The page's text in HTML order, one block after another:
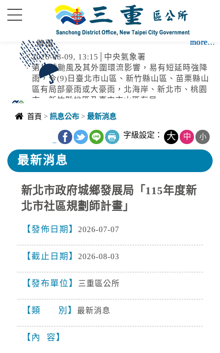
降雨
2026-08-09, 13:15│中央氣象署
第13號颱風及其外圍環流影響，易有短延時強降
雨，今(9)日臺北市山區、新竹縣山區、苗栗縣山
區有局部豪雨或大豪雨，北海岸、新北市、桃園
市、新竹縣地區及臺中市山區有局...
more...
水利署訊石門水庫:(洩洪至大漢溪):調節性放水,
影響範圍:新北市，三峽區、淡水區、樹林區、蘆
洲區、五股區、鶯歌區、土城區、新莊區、八里
區、三重區、板橋區；臺北市，士林區、大同
more...
2026-08-09, 11:30│中央氣象署
16SEA13DOLPHIN白海豚2026-08-
09T03:00:00+00:0028.00,122.703343968250中
10T03:00:00+00:0028.90,118.502028990100中度
颱風 白海豚（國際...
more...
2026-08-09, 11:30│中央氣象署
09T03:00:00+00:0028.00,122.703343968250中
度颱風TYPHOON2026-08-
10T03:00:00+00:0028.90,118.502028990100中度
颱風 白海豚（國際...
more...
道路封閉
桃園市 復興區 台7線 47K+100~60K+396。受損
狀況/管制原因: 預警性封閉。
more...
more...
more...
more...
more...
more...
more...
more...
more...
首頁 > 訊息公布 > 最新消息
字級設定： 大 中 小
最新消息
新北市政府城鄉發展局「115年度新
北市社區規劃師計畫」
發佈日期 2026-07-07
截止日期 2026-08-03
發布單位 三重區公所
類 別 最新消息
內 容